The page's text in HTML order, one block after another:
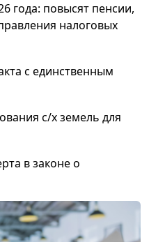
года: повысят пенсии,
налоговых
с единственным
с/х земель для
в законе о